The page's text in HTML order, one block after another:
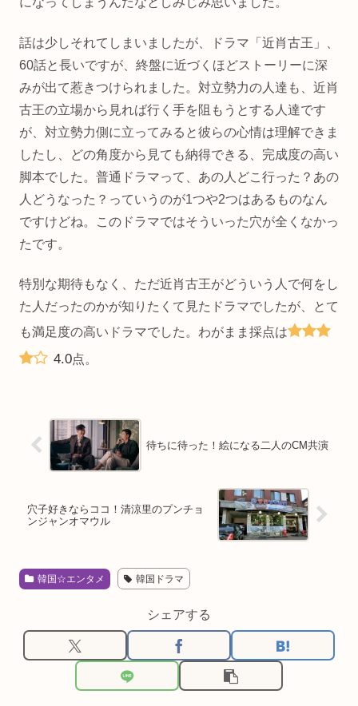
話は少しそれてしまいましたが、ドラマ「近肖古王」、
60話と長いですが、終盤に近づくほどストーリーに深
みが出て惹きつけられました。対立勢力の人達も、近肖
古王の立場から見れば行く手を阻もうとする人達です
が、対立勢力側に立ってみると彼らの心情は理解できま
したし、どの角度から見ても納得できる、完成度の高い
脚本でした。普通ドラマって、あの人どこ行った？あの
人どうなった？っていうのが1つや2つはあるものなん
ですけどね。このドラマではそういった穴が全くなかっ
たです。
特別な期待もなく、ただ近肖古王がどういう人で何をし
た人だったのかが知りたくて見たドラマでしたが、とて
も満足度の高いドラマでした。わがまま採点は
4.0点。
待ちに待った！絵になる二人のCM共演
穴子好きならココ！清涼里のプンチョ
ンジャンオマウル
韓国☆エンタメ 韓国ドラマ
シェアする